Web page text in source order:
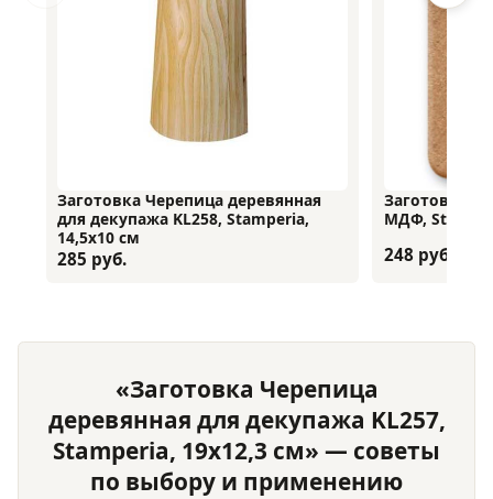
Заготовка Черепица деревянная
для декупажа KL258, Stamperia,
14,5х10 см
285 руб.
Заготовка
МДФ,
248 руб.
«Заготовка Черепица
деревянная для декупажа KL257,
Stamperia, 19х12,3 см» — советы
по выбору и применению